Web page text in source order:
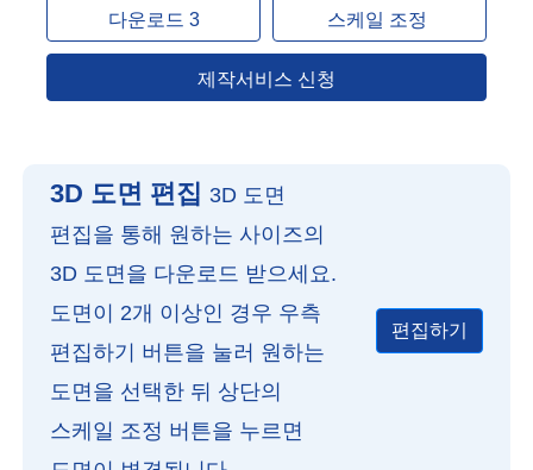
다운로드 3 스케일 조정
제작서비스 신청
3D 도면 편집 3D 도면
편집을 통해 원하는 사이즈의
3D 도면을 다운로드 받으세요.
도면이 2개 이상인 경우 우측
편집하기 버튼을 눌러 원하는
도면을 선택한 뒤 상단의
스케일 조정 버튼을 누르면
편집하기